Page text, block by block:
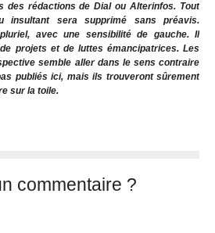
des rédactions de Dial ou Alterinfos. Tout
insultant sera supprimé sans préavis.
avec une sensibilité de gauche. Il
projets et de luttes émancipatrices. Les
semble aller dans le sens contraire
publiés ici, mais ils trouveront sûrement
sur la toile.
commentaire ?